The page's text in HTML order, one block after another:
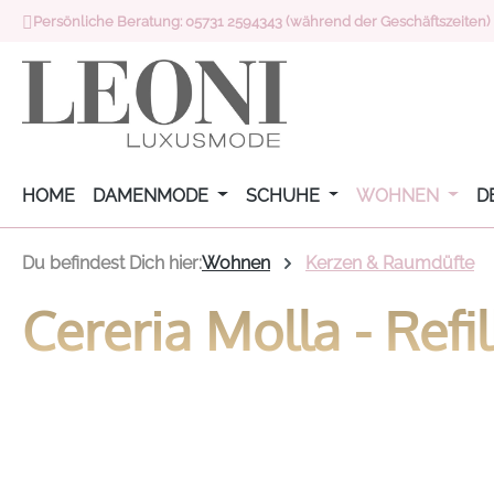
Hauptinhalt springen
Zur Suche springen
Zur Hauptnavigation springen
Persönliche Beratung: 05731 2594343 (während der Geschäftszeiten)
HOME DAMENMODE SCHUHE WOHNEN
Du befindest Dich hier:Wohnen Kerzen & Raumdüfte
Cereria Molla -